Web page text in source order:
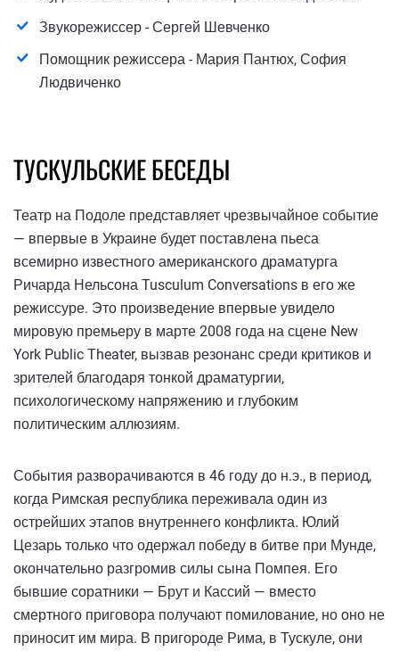
Звукорежиссер - Сергей Шевченко
Помощник режиссера - Мария Пантюх, София
Людвиченко
ТУСКУЛЬСКИЕ БЕСЕДЫ
Театр на Подоле представляет чрезвычайное событие
— впервые в Украине будет поставлена ​​пьеса
всемирно известного американского драматурга
Ричарда Нельсона Tusculum Conversations в его же
режиссуре. Это произведение впервые увидело
мировую премьеру в марте 2008 года на сцене New
York Public Theater, вызвав резонанс среди критиков и
зрителей благодаря тонкой драматургии,
психологическому напряжению и глубоким
политическим аллюзиям.
События разворачиваются в 46 году до н.э., в период,
когда Римская республика переживала один из
острейших этапов внутреннего конфликта. Юлий
Цезарь только что одержал победу в битве при Мунде,
окончательно разгромив силы сына Помпея. Его
бывшие соратники — Брут и Кассий — вместо
смертного приговора получают помилование, но оно не
приносит им мира. В пригороде Рима, в Тускуле, они